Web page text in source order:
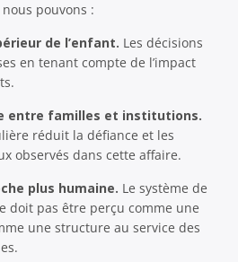
nous pouvons :
de l’enfant. Les décisions
en tenant compte de l’impact
entre familles et institutions.
réduit la défiance et les
observés dans cette affaire.
plus humaine. Le système de
doit pas être perçu comme une
une structure au service des